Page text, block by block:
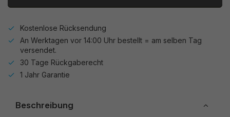
Kostenlose Rücksendung
An Werktagen vor 14:00 Uhr bestellt = am selben Tag
versendet.
30 Tage Rückgaberecht
1 Jahr Garantie
Beschreibung